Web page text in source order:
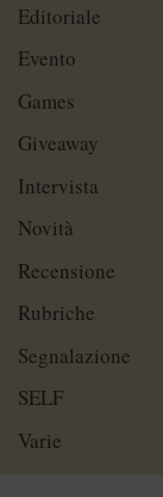
Editoriale
Evento
Games
Giveaway
Intervista
Novità
Recensione
Rubriche
Segnalazione
SELF
Varie